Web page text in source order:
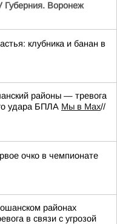
Губерния. Воронеж
клубника и банан в
районы — тревога
удара БПЛА Мы в Мах//
очко в чемпионате
районах
в связи с угрозой